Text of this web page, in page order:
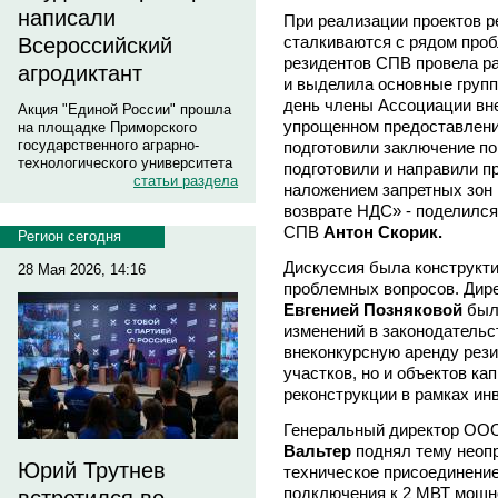
написали
Всероссийский
агродиктант
Акция "Единой России" прошла
на площадке Приморского
государственного аграрно-
технологического университета
статьи раздела
Регион сегодня
28 Мая 2026, 14:16
Юрий Трутнев
При реализации проектов
сталкиваются с рядом
резидентов СПВ провела
и выделила основные
день члены Ассоциации
упрощенном
подготовили заключение
подготовили и направили
наложением запретных
возврате НДС» -
СПВ Антон Скорик.
Дискуссия была
проблемных вопросов.
Евгенией Позняковой
изменений в
внеконкурсную аренду
участков, но и объектов
реконструкции в рамках
Генеральный директор
Вальтер поднял тему
техническое
подключения к 2 МВТ